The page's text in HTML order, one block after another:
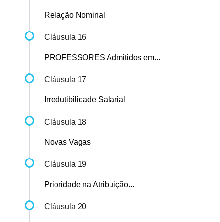
Relação Nominal
Cláusula 16
PROFESSORES Admitidos em...
Cláusula 17
Irredutibilidade Salarial
Cláusula 18
Novas Vagas
Cláusula 19
Prioridade na Atribuição...
Cláusula 20